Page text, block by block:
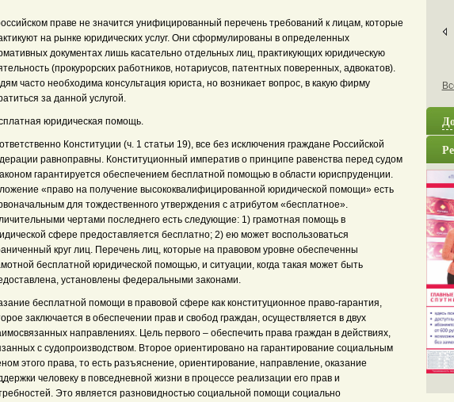
праве не значится унифицированный перечень требований к лицам, которые
на рынке юридических услуг. Они сформулированы в определенных
документах лишь касательно отдельных лиц, практикующих юридическую
(прокурорских работников, нотариусов, патентных поверенных, адвокатов).
часто необходима консультация юриста, но возникает вопрос, в какую фирму
за данной услугой.
юридическая помощь.
Конституции (ч. 1 статьи 19), все без исключения граждане Российской
равноправны. Конституционный императив о принципе равенства перед судом
гарантируется обеспечением бесплатной помощью в области юриспруденции.
«право на получение высококвалифицированной юридической помощи» есть
для тождественного утверждения с атрибутом «бесплатное».
чертами последнего есть следующие: 1) грамотная помощь в
сфере предоставляется бесплатно; 2) ею может воспользоваться
круг лиц. Перечень лиц, которые на правовом уровне обеспеченны
бесплатной юридической помощью, и ситуации, когда такая может быть
установлены федеральными законами.
бесплатной помощи в правовой сфере как конституционное право-гарантия,
заключается в обеспечении прав и свобод граждан, осуществляется в двух
направлениях. Цель первого – обеспечить права граждан в действиях,
с судопроизводством. Второе ориентировано на гарантирование социальным
этого права, то есть разъяснение, ориентирование, направление, оказание
человеку в повседневной жизни в процессе реализации его прав и
Это является разновидностью социальной помощи социально